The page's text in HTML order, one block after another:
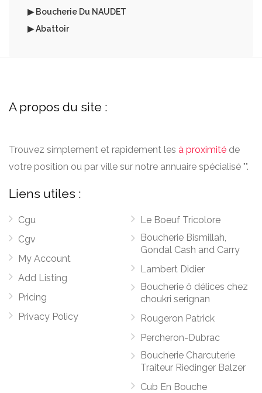
▶ Boucherie Du NAUDET
▶ Abattoir
A propos du site :
Trouvez simplement et rapidement les à proximité de
votre position ou par ville sur notre annuaire spécialisé "".
Liens utiles :
Cgu
Cgv
My Account
Add Listing
Pricing
Privacy Policy
Le Boeuf Tricolore
Boucherie Bismillah,
Gondal Cash and Carry
Lambert Didier
Boucherie ô délices chez
choukri serignan
Rougeron Patrick
Percheron-Dubrac
Boucherie Charcuterie
Traiteur Riedinger Balzer
Cub En Bouche